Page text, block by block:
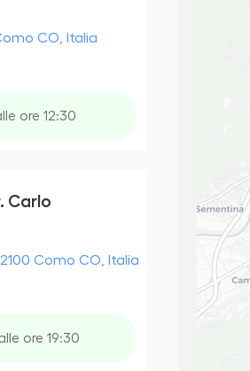
CO, Italia
ore 12:30
Carlo
Como CO, Italia
ore 19:30